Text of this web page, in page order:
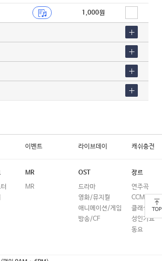
1,000원
이벤트 라이브데이 캐쉬충전
MR
MR
OST
드라마
영화/뮤지컬
애니메이션/게임
방송/CF
장르
연주곡
CCM
클래식
성인가요
동요
TOP